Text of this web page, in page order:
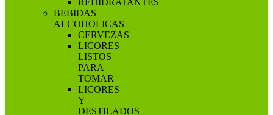
REHIDRATANTES
BEBIDAS
ALCOHOLICAS
CERVEZAS
LICORES
LISTOS
PARA
TOMAR
LICORES
Y
DESTILADOS